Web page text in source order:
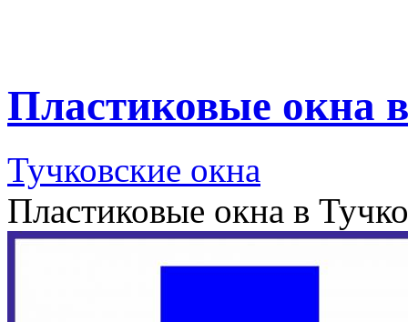
Пластиковые окна
Тучковские окна
Пластиковые окна в